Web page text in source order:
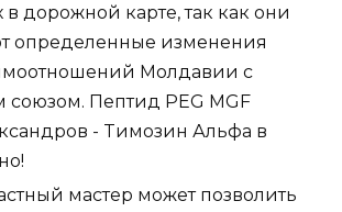
дорожной карте, так как они
определенные изменения
Молдавии с
Пептид PEG MGF
- Tимозин Альфа в
мастер может позволить